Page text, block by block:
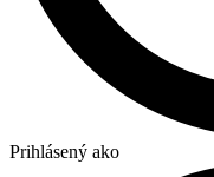
Prihlásený ako